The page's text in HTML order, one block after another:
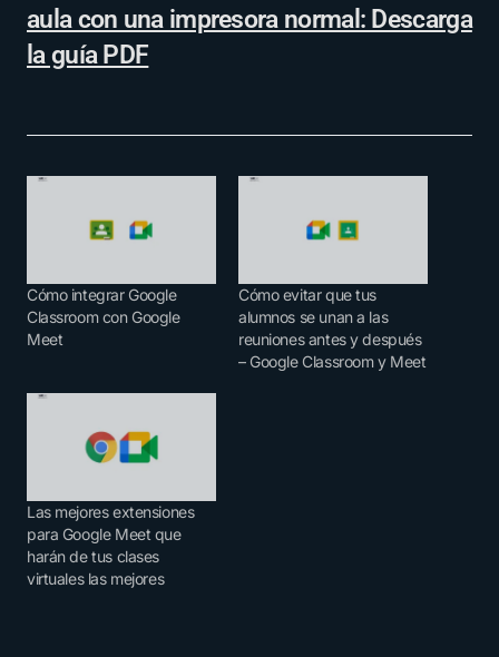
aula con una impresora normal: Descarga
la guía PDF
Cómo integrar Google
Classroom con Google
Meet
Cómo evitar que tus
alumnos se unan a las
reuniones antes y después
– Google Classroom y Meet
Las mejores extensiones
para Google Meet que
harán de tus clases
virtuales las mejores